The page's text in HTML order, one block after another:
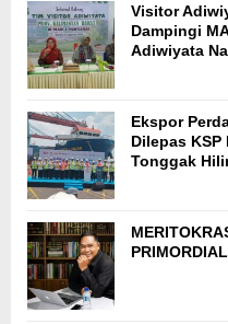
Visitor
Dampingi
Adiwiyata
Ekspor
Dilepas
Tonggak